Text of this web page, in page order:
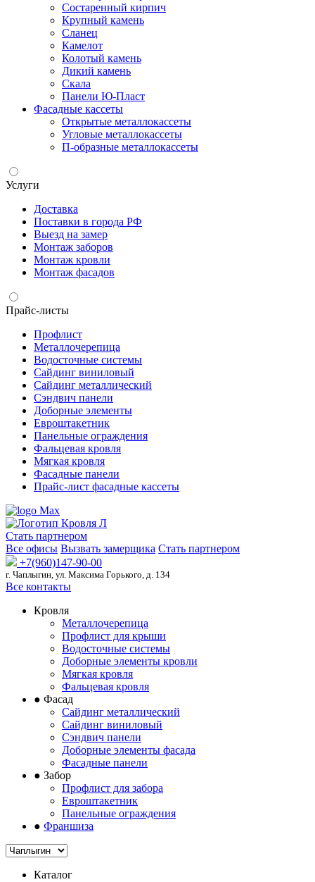
Состаренный кирпич
Крупный камень
Сланец
Камелот
Колотый камень
Дикий камень
Скала
Панели Ю-Пласт
Фасадные кассеты
Открытые металлокассеты
Угловые металлокассеты
П-образные металлокассеты
Услуги
Доставка
Поставки в города РФ
Выезд на замер
Монтаж заборов
Монтаж кровли
Монтаж фасадов
Прайс-листы
Профлист
Металлочерепица
Водосточные системы
Сайдинг виниловый
Сайдинг металлический
Сэндвич панели
Доборные элементы
Евроштакетник
Панельные ограждения
Фальцевая кровля
Мягкая кровля
Фасадные панели
Прайс-лист фасадные кассеты
Стать партнером
Все офисы Вызвать замерщика Стать партнером
+7(960)147-90-00
г. Чаплыгин, ул. Максима Горького, д. 134
Все контакты
Кровля
Металлочерепица
Профлист для крыши
Водосточные системы
Доборные элементы кровли
Мягкая кровля
Фальцевая кровля
● Фасад
Сайдинг металлический
Сайдинг виниловый
Сэндвич панели
Доборные элементы фасада
Фасадные панели
● Забор
Профлист для забора
Евроштакетник
Панельные ограждения
● Франшиза
Каталог